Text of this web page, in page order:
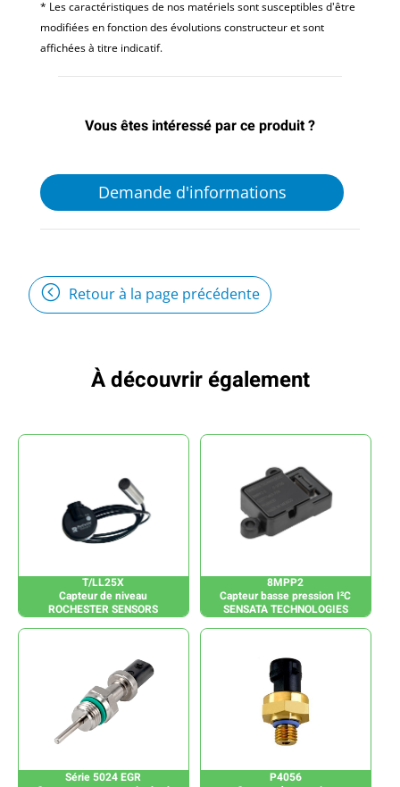
* Les caractéristiques de nos matériels sont susceptibles d'être
modifiées en fonction des évolutions constructeur et sont
affichées à titre indicatif.
Vous êtes intéressé par ce produit ?
Demande d'informations
Retour à la page précédente
À découvrir également
T/LL25X
Capteur de niveau
ROCHESTER SENSORS
8MPP2
Capteur basse pression I²C
SENSATA TECHNOLOGIES
Série 5024 EGR
P4056